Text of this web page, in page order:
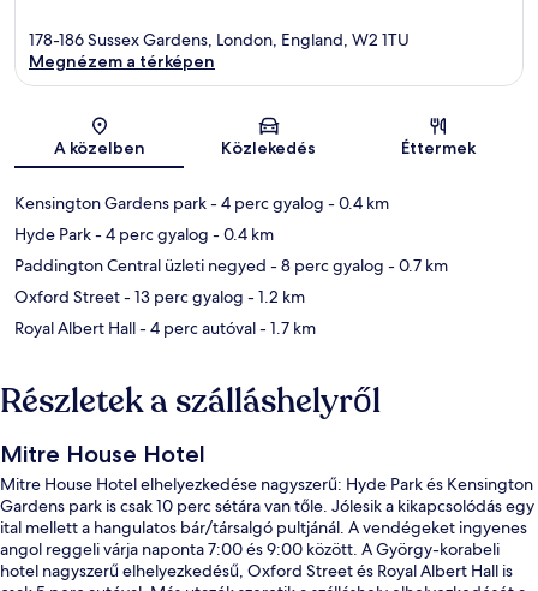
Térkép
178-186 Sussex Gardens, London, England, W2 1TU
Megnézem a térképen
A közelben Közlekedés Éttermek
Kensington Gardens park- 4 perc gyalog - 0.4 km
Hyde Park- 4 perc gyalog - 0.4 km
Paddington Central üzleti negyed - 8 perc gyalog - 0.7 km
Oxford Street- 13 perc gyalog - 1.2 km
Royal Albert Hall- 4 perc autóval- 1.7 km
Részletek a szálláshelyről
Mitre House Hotel
Mitre House Hotel elhelyezkedése nagyszerű: Hyde Park és Kensington
Gardens park is csak 10 perc sétára van tőle. Jólesik a kikapcsolódás egy
ital mellett a hangulatos bár/társalgó pultjánál. A vendégeket ingyenes
angol reggeli várja naponta 7:00 és 9:00 között. A György-korabeli
hotel nagyszerű elhelyezkedésű, Oxford Street és Royal Albert Hall is